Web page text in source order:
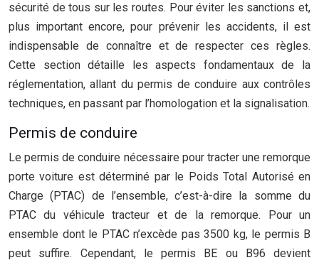
sécurité de tous sur les routes. Pour éviter les sanctions et,
plus important encore, pour prévenir les accidents, il est
indispensable de connaître et de respecter ces règles.
Cette section détaille les aspects fondamentaux de la
réglementation, allant du permis de conduire aux contrôles
techniques, en passant par l’homologation et la signalisation.
Permis de conduire
Le permis de conduire nécessaire pour tracter une remorque
porte voiture est déterminé par le Poids Total Autorisé en
Charge (PTAC) de l’ensemble, c’est-à-dire la somme du
PTAC du véhicule tracteur et de la remorque. Pour un
ensemble dont le PTAC n’excède pas 3500 kg, le permis B
peut suffire. Cependant, le permis BE ou B96 devient